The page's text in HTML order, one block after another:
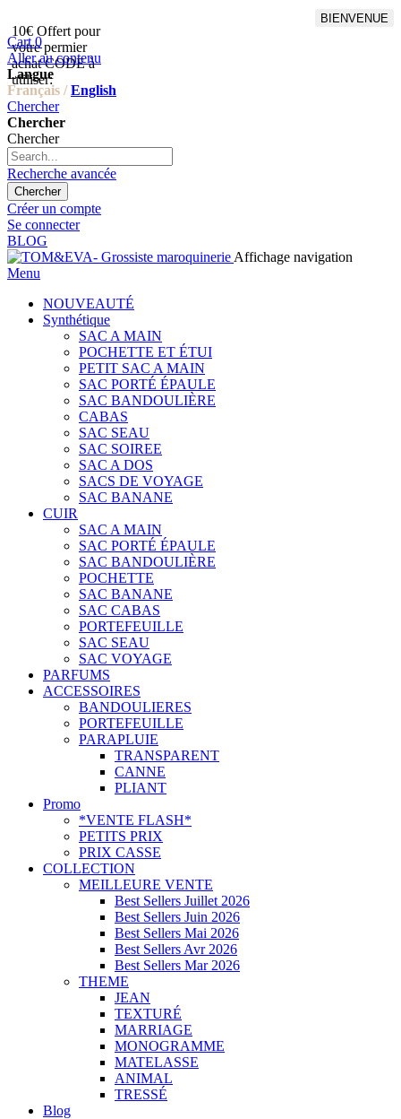
10€ Offert pour
votre permier
achat CODE à
utiliser:
BIENVENUE
Cart 0
Aller au contenu
Langue
Français / English
Chercher
Chercher
Chercher
Recherche avancée
Chercher
Créer un compte
Se connecter
BLOG
Affichage navigation
Menu
NOUVEAUTÉ
Synthétique
SAC A MAIN
POCHETTE ET ÉTUI
PETIT SAC A MAIN
SAC PORTÉ ÉPAULE
SAC BANDOULIÈRE
CABAS
SAC SEAU
SAC SOIREE
SAC A DOS
SACS DE VOYAGE
SAC BANANE
CUIR
SAC A MAIN
SAC PORTÉ ÉPAULE
SAC BANDOULIÈRE
POCHETTE
SAC BANANE
SAC CABAS
PORTEFEUILLE
SAC SEAU
SAC VOYAGE
PARFUMS
ACCESSOIRES
BANDOULIERES
PORTEFEUILLE
PARAPLUIE
TRANSPARENT
CANNE
PLIANT
Promo
*VENTE FLASH*
PETITS PRIX
PRIX CASSE
COLLECTION
MEILLEURE VENTE
Best Sellers Juillet 2026
Best Sellers Juin 2026
Best Sellers Mai 2026
Best Sellers Avr 2026
Best Sellers Mar 2026
THEME
JEAN
TEXTURÉ
MARRIAGE
MONOGRAMME
MATELASSE
ANIMAL
TRESSÉ
Blog